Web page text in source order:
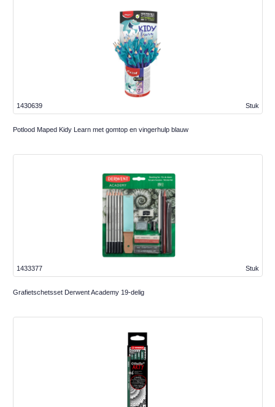
Stuk
1430639
Potlood Maped Kidy Learn met gomtop en vingerhulp blauw
Stuk
1433377
Grafietschetsset Derwent Academy 19-delig